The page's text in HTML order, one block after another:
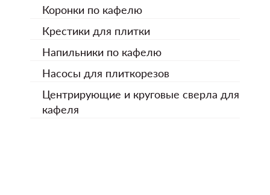
Коронки по кафелю
Крестики для плитки
Напильники по кафелю
Насосы для плиткорезов
Центрирующие и круговые сверла для
кафеля